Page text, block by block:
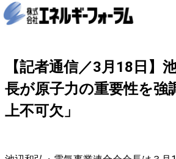
【記者通信／3月18日】
長が原子力の重要性を強
上不可欠」